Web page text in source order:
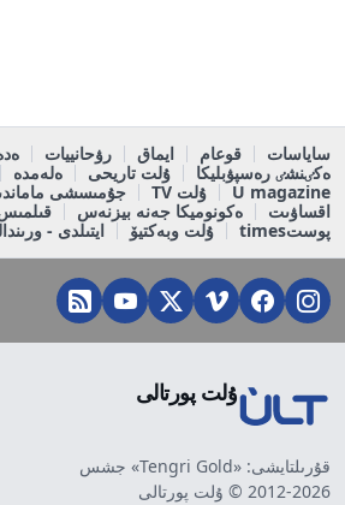
ساياسات قوعام ايماق رۋحانييات
ەكٸنشٸ رەسپۋبليكا
ۇلت تاريحى ەلەمدە
U magazine
ۇلت TV
جۇمىسشى
اقساۋىت
ەكونوميكا جەنە بيزنەس
پوستtimes
ۇلت وبەكتيۆ ايتىلدى -
ۇلت پورتالى
قۇرىلتايشى: «Tengri Gold» جشس
2012-2026 © ۇلت پورتالى